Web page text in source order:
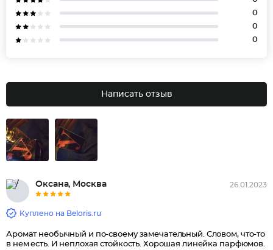
0
0
0
Написать отзыв
Оксана, Москва 26.01.2023
Куплено на Beloris.ru
Аромат необычный и по-своему замечательный. Словом, что-то
в нем есть. И неплохая стойкость. Хорошая линейка парфюмов.